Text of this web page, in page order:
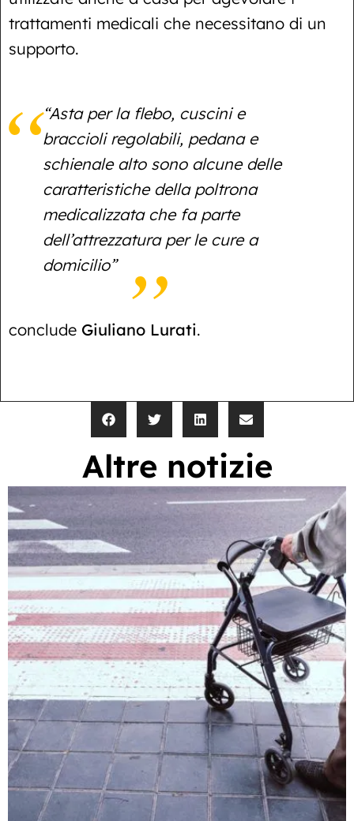
trattamenti medicali che necessitano di un
supporto.
“Asta per la flebo, cuscini e
braccioli regolabili, pedana e
schienale alto sono alcune delle
caratteristiche della poltrona
medicalizzata che fa parte
dell’attrezzatura per le cure a
domicilio”
conclude Giuliano Lurati.
Altre notizie